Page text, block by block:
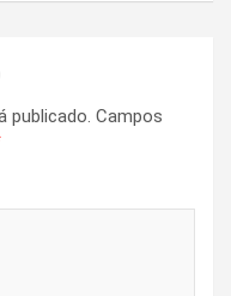
publicado. Campos